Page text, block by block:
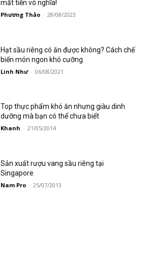
mất tiền vô nghĩa!
Phương Thảo - 28/08/2023
Hạt sầu riêng có ăn được không? Cách chế
biến món ngon khó cưỡng
Linh Như - 06/08/2021
Top thực phẩm khó ăn nhưng giàu dinh
dưỡng mà bạn có thể chưa biết
Khanh - 21/05/2014
Sản xuất rượu vang sầu riêng tại
Singapore
Nam Pro - 25/07/2013